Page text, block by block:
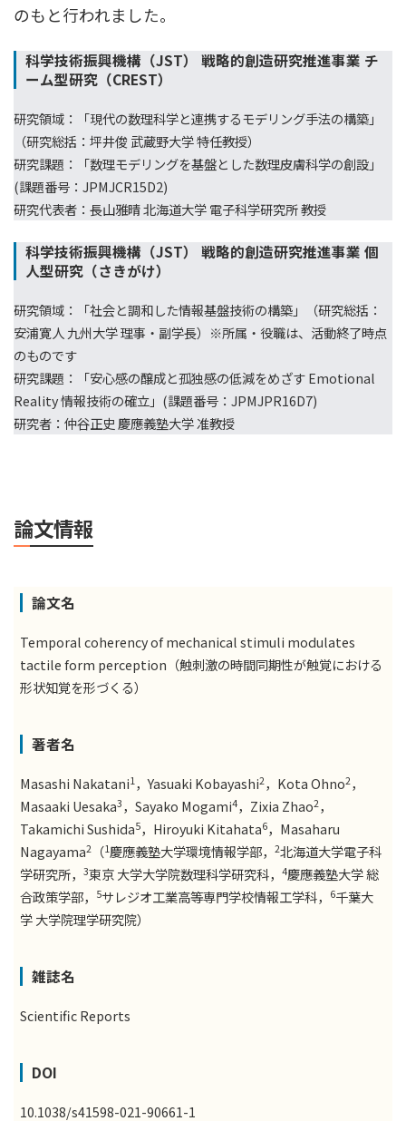
のもと行われました。
科学技術振興機構（JST） 戦略的創造研究推進事業 チ
ーム型研究（CREST）
研究領域：「現代の数理科学と連携するモデリング手法の構築」
（研究総括：坪井俊 武蔵野大学 特任教授）
研究課題：「数理モデリングを基盤とした数理皮膚科学の創設」
(課題番号：JPMJCR15D2)
研究代表者：長山雅晴 北海道大学 電子科学研究所 教授
科学技術振興機構（JST） 戦略的創造研究推進事業 個
人型研究（さきがけ）
研究領域：「社会と調和した情報基盤技術の構築」（研究総括：
安浦寛人 九州大学 理事・副学長）※所属・役職は、活動終了時点
のものです
研究課題：「安心感の醸成と孤独感の低減をめざす Emotional
Reality 情報技術の確立」(課題番号：JPMJPR16D7)
研究者：仲谷正史 慶應義塾大学 准教授
論文情報
論文名
Temporal coherency of mechanical stimuli modulates
tactile form perception（触刺激の時間同期性が触覚における
形状知覚を形づくる）
著者名
Masashi Nakatani1 ，Yasuaki Kobayashi2 ，Kota Ohno2 ，
Masaaki Uesaka3 ，Sayako Mogami4，Zixia Zhao2 ，
Takamichi Sushida5，Hiroyuki Kitahata6，Masaharu
Nagayama2 （1 慶應義塾大学環境情報学部，2北海道大学電子科
学研究所，3東京 大学大学院数理科学研究科，4慶應義塾大学 総
合政策学部，
5サレジオ工業高等専門学校情報工学科， 6千葉大
学 大学院理学研究院）
雑誌名
Scientific Reports
DOI
10.1038/s41598-021-90661-1